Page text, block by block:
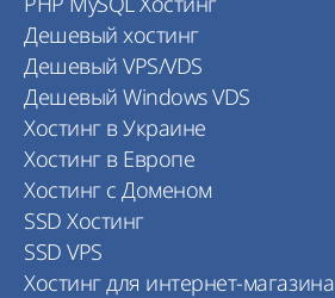
Дешевый хостинг
Дешевый VPS/VDS
Дешевый Windows VDS
Хостинг в Украине
Хостинг в Европе
Хостинг с Доменом
SSD Хостинг
SSD VPS
Хостинг для интернет-магазина